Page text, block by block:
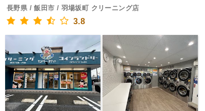
長野県 / 飯田市 / 羽場坂町 クリーニング店
3.8